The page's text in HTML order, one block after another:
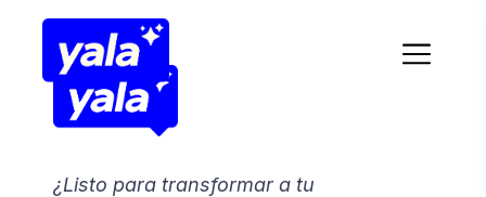
¿Listo para transformar a tu